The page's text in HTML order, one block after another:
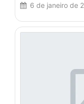
6 de janeiro de